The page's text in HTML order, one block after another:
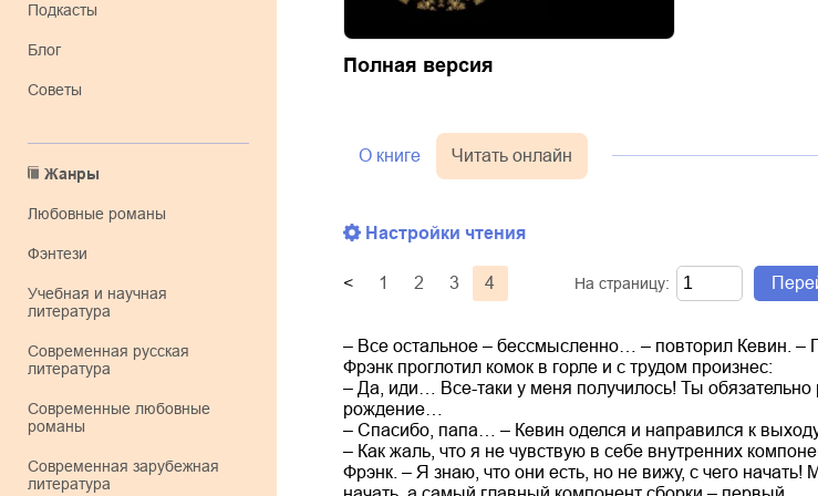
Подкасты
Блог
Советы
Жанры
любовные романы
фэнтези
учебная и научная
литература
современная русская
литература
современные любовные
романы
современная зарубежная
литература
Полная версия
О книге Читать онлайн
Настройки чтения
< 1 2 3 4 На страницу:
– Все остальное – бессмысленно… – повторил Кевин. –
Фрэнк проглотил комок в горле и с трудом произнес:
– Да, иди… Все-таки у меня получилось! Ты
рождение…
– Спасибо, папа… – Кевин оделся и направился к
– Как жаль, что я не чувствую в себе внутренних
Фрэнк. – Я знаю, что они есть, но не вижу, с чего